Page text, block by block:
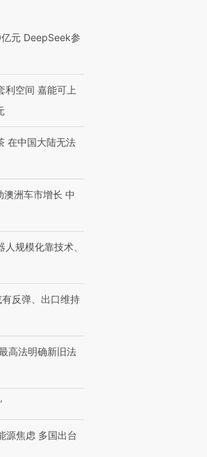
元 DeepSeek参
利空间 嘉能可上
在中国大陆无法
澳洲车市增长 中
规模化靠技术、
反弹、出口维持
高法明确新旧法
源焦虑 多国出台